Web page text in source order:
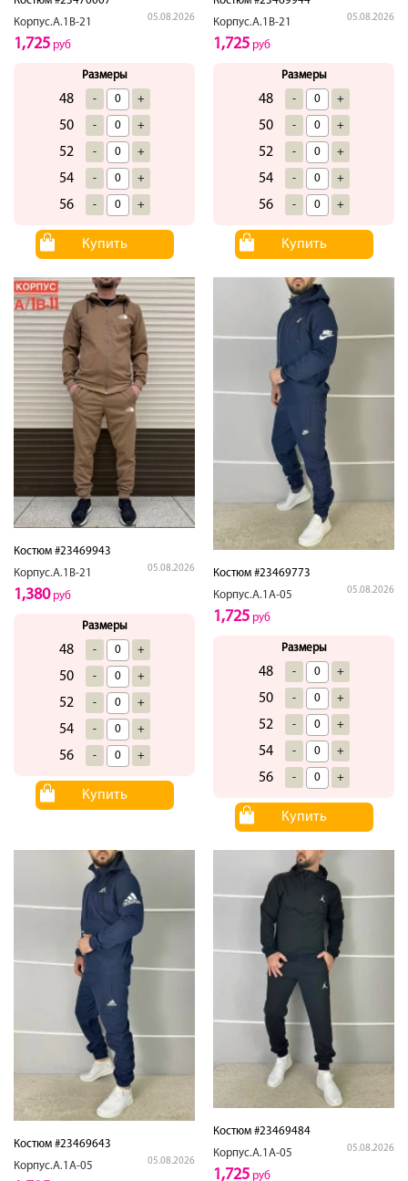
Корпус.А.1В-21
05.08.2026
1,725 руб
Размеры
48 - +
50 - +
52 - +
54 - +
56 - +
Купить
Корпус.А.1В-21
05.08.2026
1,725 руб
Размеры
48 - +
50 - +
52 - +
54 - +
56 - +
Купить
Костюм #23469943
Корпус.А.1В-21
05.08.2026
1,380руб
Размеры
48 - +
50 - +
52 - +
54 - +
56 - +
Купить
Костюм #23469773
Корпус.А.1А-05
05.08.2026
1,725 руб
Размеры
48 - +
50 - +
52 - +
54 - +
56 - +
Купить
Костюм #23469643
Корпус.А.1А-05
05.08.2026
Костюм #23469484
Корпус.А.1А-05
05.08.2026
1,725 руб